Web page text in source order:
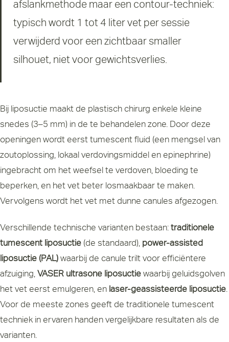
afslankmethode maar een contour-techniek:
typisch wordt 1 tot 4 liter vet per sessie
verwijderd voor een zichtbaar smaller
silhouet, niet voor gewichtsverlies.
Bij liposuctie maakt de plastisch chirurg enkele kleine
snedes (3–5 mm) in de te behandelen zone. Door deze
openingen wordt eerst tumescent fluid (een mengsel van
zoutoplossing, lokaal verdovingsmiddel en epinephrine)
ingebracht om het weefsel te verdoven, bloeding te
beperken, en het vet beter losmaakbaar te maken.
Vervolgens wordt het vet met dunne canules afgezogen.
Verschillende technische varianten bestaan: traditionele
tumescent liposuctie (de standaard), power-assisted
liposuctie (PAL) waarbij de canule trilt voor efficiëntere
afzuiging, VASER ultrasone liposuctie waarbij geluidsgolven
het vet eerst emulgeren, en laser-geassisteerde liposuctie
Voor de meeste zones geeft de traditionele tumescent
techniek in ervaren handen vergelijkbare resultaten als de
varianten.